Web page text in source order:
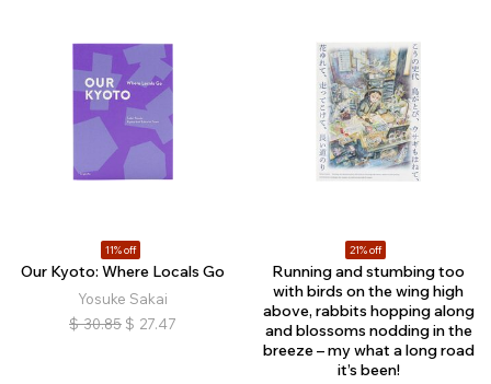
11% off
Our Kyoto: Where Locals Go
Yosuke Sakai
$ 30.85 $ 27.47
21% off
Running and stumbing too
with birds on the wing high
above, rabbits hopping along
and blossoms nodding in the
breeze – my what a long road
it’s been!